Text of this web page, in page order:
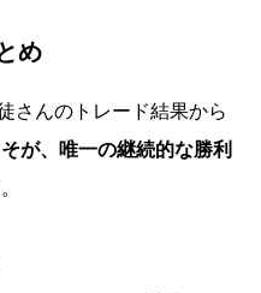
め
さんのトレード結果から
そが、唯一の継続的な勝利